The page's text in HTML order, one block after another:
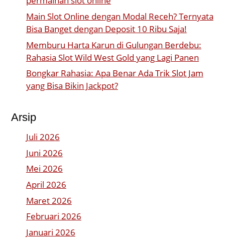
Main Slot Online dengan Modal Receh? Ternyata
Bisa Banget dengan Deposit 10 Ribu Saja!
Memburu Harta Karun di Gulungan Berdebu:
Rahasia Slot Wild West Gold yang Lagi Panen
Bongkar Rahasia: Apa Benar Ada Trik Slot Jam
yang Bisa Bikin Jackpot?
Arsip
Juli 2026
Juni 2026
Mei 2026
April 2026
Maret 2026
Februari 2026
Januari 2026